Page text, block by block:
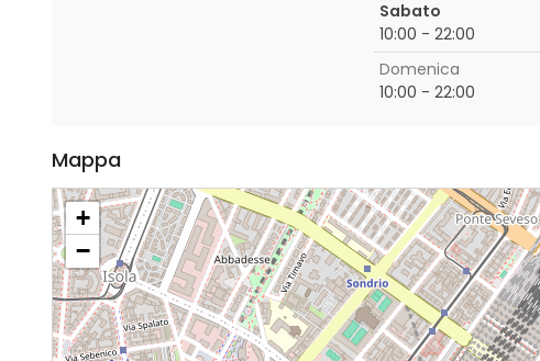
Sabato
10:00 - 22:00
Domenica
10:00 - 22:00
Mappa
+
−